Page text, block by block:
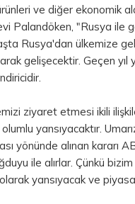
ve diğer ekonomik
Palandöken, "Rusya ile
Rusya'dan ülkemize
gelişecektir. Geçen yıl
ziyaret etmesi ikili
yansıyacaktır.
yönünde alınan kararı
ile alırlar. Çünkü bizim
yansıyacak ve